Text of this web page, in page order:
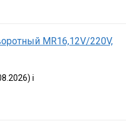
MR16,12V/220V,
i